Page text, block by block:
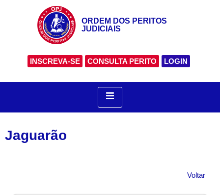
ORDEM DOS PERITOS
JUDICIAIS
INSCREVA-SE CONSULTA PERITO LOGIN
Jaguarão
Voltar